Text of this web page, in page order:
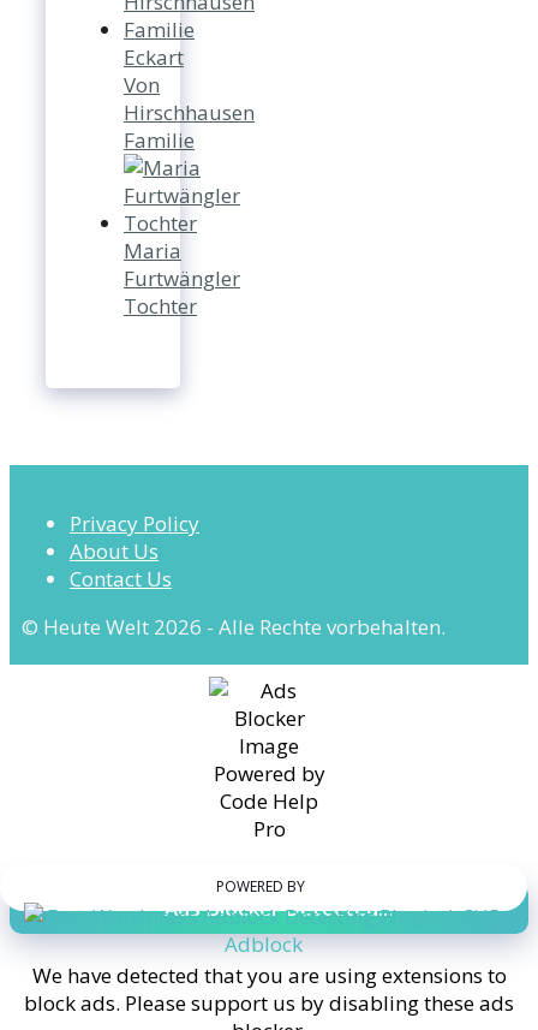
Eckart
Von
Hirschhausen
Familie
Maria
Furtwängler
Tochter
Privacy Policy
About Us
Contact Us
© Heute Welt 2026 - Alle Rechte vorbehalten.
Ads Blocker Detected!!!
We have detected that you are using extensions to
block ads. Please support us by disabling these ads
POWERED BY